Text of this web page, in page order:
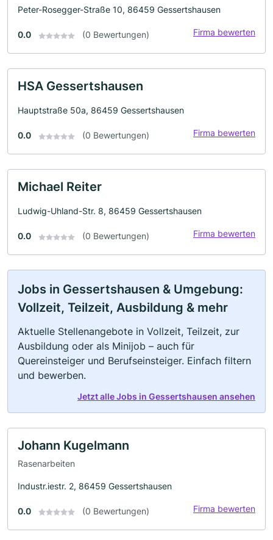
Peter-Rosegger-Straße 10, 86459 Gessertshausen
0.0 (0 Bewertungen) Firma bewerten
HSA Gessertshausen
Hauptstraße 50a, 86459 Gessertshausen
0.0 (0 Bewertungen) Firma bewerten
Michael Reiter
Ludwig-Uhland-Str. 8, 86459 Gessertshausen
0.0 (0 Bewertungen) Firma bewerten
Jobs in Gessertshausen & Umgebung:
Vollzeit, Teilzeit, Ausbildung & mehr
Aktuelle Stellenangebote in Vollzeit, Teilzeit, zur
Ausbildung oder als Minijob – auch für
Quereinsteiger und Berufseinsteiger. Einfach filtern
und bewerben.
Jetzt alle Jobs in Gessertshausen ansehen
Johann Kugelmann
Rasenarbeiten
Industr.iestr. 2, 86459 Gessertshausen
0.0 (0 Bewertungen) Firma bewerten